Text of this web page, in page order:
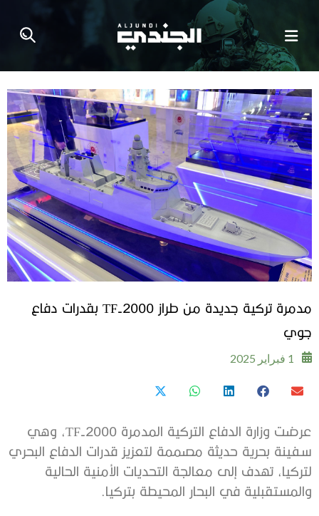
مدمرة تركية جديدة من طراز TF-2000 بقدرات دفاع
جوي
1 فبراير 2025
عرضت وزارة الدفاع التركية المدمرة TF-2000، وهي
سفينة بحرية حديثة مصممة لتعزيز قدرات الدفاع البحري
لتركيا، تهدف إلى معالجة التحديات الأمنية الحالية
والمستقبلية في البحار المحيطة بتركيا.